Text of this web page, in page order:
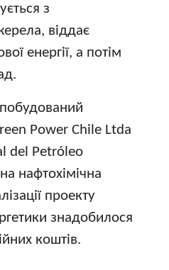
з
віддає
енергії, а потім
Power Chile Ltda
del Petróleo
нафтохімічна
проекту
знадобилося
коштів.